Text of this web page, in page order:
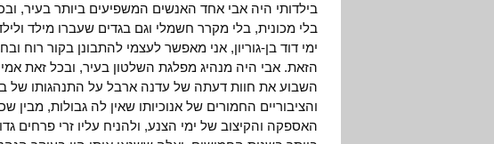
בילדותי היה אבי אחד האנשים המשפיעים ביותר בעיר,
בלי מכונית, בלי מקרר חשמלי וגם בגדים שעברו מילד
ימי דוד בן-גוריון, אני מאפשר לעצמי להתבונן בקור רוח
הזאת. אבי היה מנהיג מפלגת השלטון בעיר, ובכל זאת
השבוע את חוות דעתה של עדנה ארבל על התנהגותו של
והציבוריים החמורים של אנוכיותו שאין לה גבולות,
האספקה והקיצוב של ימי הצנע, ולהניח עליו זרי פרחים